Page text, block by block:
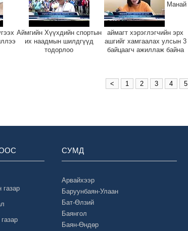
Аймгийн Хүүхдийн спортын
их наадмын шилдгүүд
тодорлоо
Манай
аймагт хэрэглэгчийн эрх
ашгийг хамгаалах улсын 3
байцаагч ажиллаж байна
< 1 2 3 4 5
газар
СУМД
Арвайхээр
Баруунбаян-Улаан
Бат-Өлзий
Баянгол
Баян-Өндөр